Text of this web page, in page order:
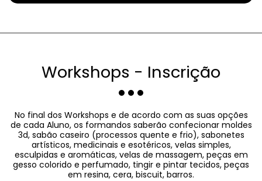
Workshops - Inscrição
No final dos Workshops e de acordo com as suas opções
de cada Aluno, os formandos saberão confecionar moldes
3d, sabão caseiro (processos quente e frio), sabonetes
artísticos, medicinais e esotéricos, velas simples,
esculpidas e aromáticas, velas de massagem, peças em
gesso colorido e perfumado, tingir e pintar tecidos, peças
em resina, cera, biscuit, barros.